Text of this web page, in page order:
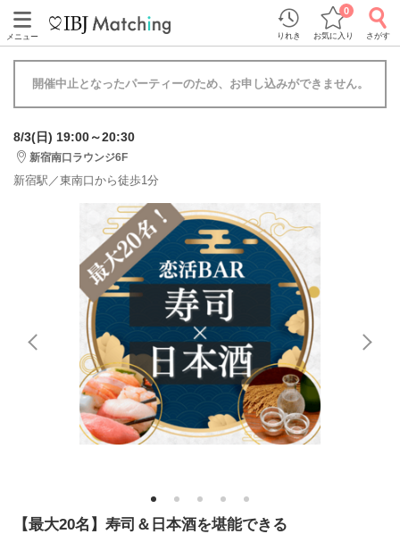
メニュー りれき お気に入り
0
さがす
開催中止となったパーティーのため、お申し込みができません。
8/3(日) 19:00～20:30
新宿南口ラウンジ6F
新宿駅／東南口から徒歩1分
1 2 3 4 5
【最大20名】寿司＆日本酒を堪能できる